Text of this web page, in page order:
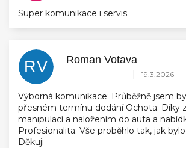
Super komunikace i servis.
RV Roman Votava
Hodnocení obchodu je 5 z 5
| 19.3.2026
Výborná komunikace: Průběžně jsem
přesném termínu dodání Ochota: Díky
manipulací a naložením do auta a
Profesionalita: Vše proběhlo tak, jak
Děkuji